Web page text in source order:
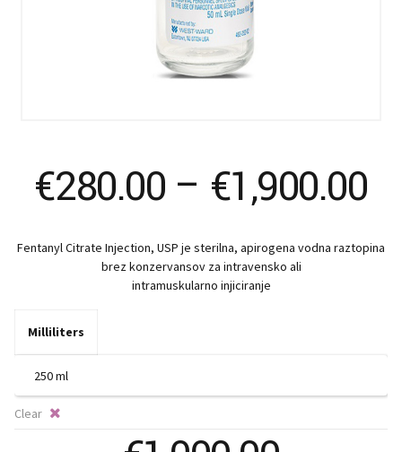
€280.00 – €1,900.00
Fentanyl Citrate Injection, USP je sterilna, apirogena vodna raztopina
brez konzervansov za intravensko ali
intramuskularno injiciranje
Milliliters
Clear